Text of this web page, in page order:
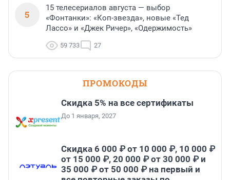
5
15 телесериалов августа — выбор
«Фонтанки»: «Коп-звезда», новые «Тед
Лассо» и «Джек Ричер», «Одержимость»
59 733 27
ПРОМОКОДЫ
Скидка 5% на все сертификаты
До 1 января, 2027
Скидка 6 000 ₽ от 10 000 ₽, 10 000 ₽
от 15 000 ₽, 20 000 ₽ от 30 000 ₽ и
35 000 ₽ от 50 000 ₽ на первый и